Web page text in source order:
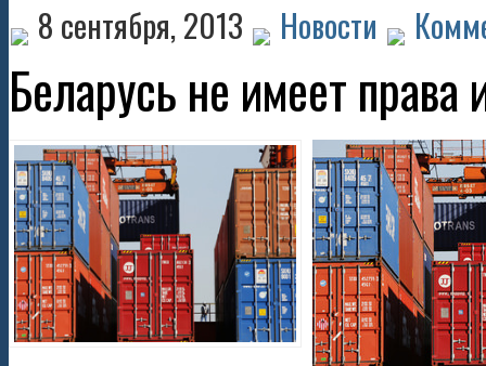
8 сентября, 2013 Новости
Беларусь не имеет права